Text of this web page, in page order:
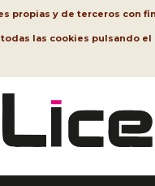
propias y de terceros
las cookies pulsando el